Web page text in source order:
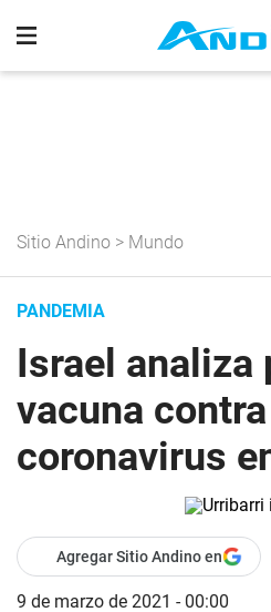
Sitio Andino > Mundo
PANDEMIA
Israel analiza
vacuna contra
coronavirus
Agregar Sitio Andino en
9 de marzo de 2021 - 00:00